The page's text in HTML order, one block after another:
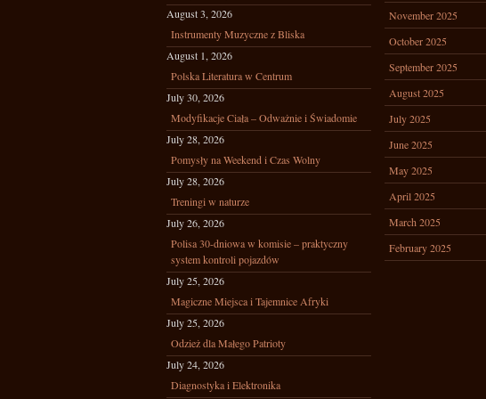
August 3, 2026
Instrumenty Muzyczne z Bliska
August 1, 2026
Polska Literatura w Centrum
July 30, 2026
Modyfikacje Ciała – Odważnie i Świadomie
July 28, 2026
Pomysły na Weekend i Czas Wolny
July 28, 2026
Treningi w naturze
July 26, 2026
Polisa 30-dniowa w komisie – praktyczny
system kontroli pojazdów
July 25, 2026
Magiczne Miejsca i Tajemnice Afryki
July 25, 2026
Odzież dla Małego Patrioty
July 24, 2026
Diagnostyka i Elektronika
November 2025
October 2025
September 2025
August 2025
July 2025
June 2025
May 2025
April 2025
March 2025
February 2025